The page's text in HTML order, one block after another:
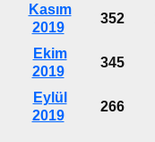
Kasım
2019
352
Ekim
2019
345
Eylül
2019
266